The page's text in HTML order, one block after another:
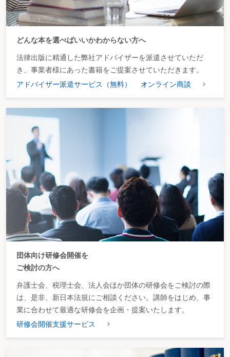
どんな本を選べばいいかわからない方へ
法律出版に精通した弊社アドバイザーを派遣させていただ
き、事業者様にあった書籍をご提案させていただきます。
アドバイザー派遣サービス（無料）
オンライン商談
団体向け研修会開催を
ご検討の方へ
弁護士会、税理士会、法人会ほか団体の研修会をご検討の際
は、是非、新日本法規にご相談ください。講師をはじめ、事
業に合わせて最適な研修会を企画・提案いたします。
研修会開催支援サービス